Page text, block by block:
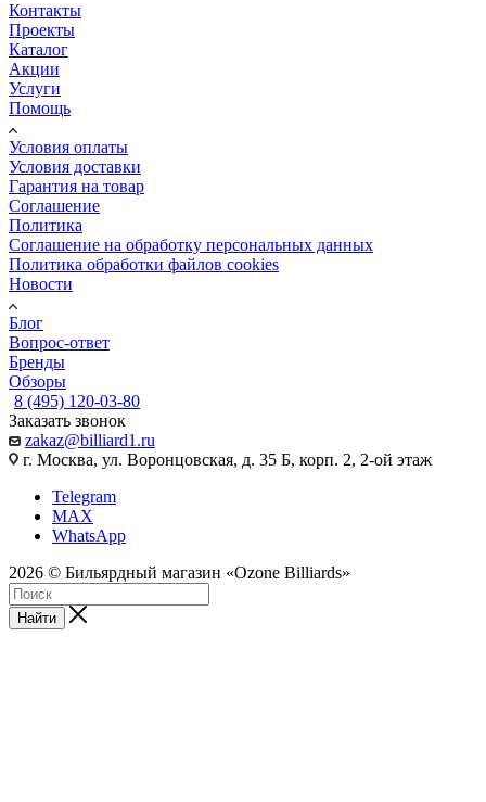
Контакты
Проекты
Каталог
Акции
Услуги
Помощь
Условия оплаты
Условия доставки
Гарантия на товар
Соглашение
Политика
Соглашение на обработку персональных данных
Политика обработки файлов cookies
Новости
Блог
Вопрос-ответ
Бренды
Обзоры
8 (495) 120-03-80
Заказать звонок
zakaz@billiard1.ru
г. Москва, ул. Воронцовская, д. 35 Б, корп. 2, 2-ой этаж
Telegram
MAX
WhatsApp
2026 © Бильярдный магазин «Ozone Billiards»
Найти